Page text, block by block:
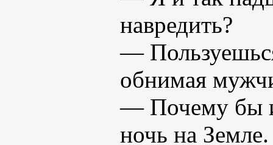
навредить?
—
обнимая
— Почему бы и
ночь на